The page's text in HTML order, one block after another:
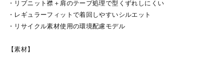
・リブニット襟＋肩のテープ処理で型くずれしにくい
・レギュラーフィットで着回しやすいシルエット
・リサイクル素材使用の環境配慮モデル
【素材】